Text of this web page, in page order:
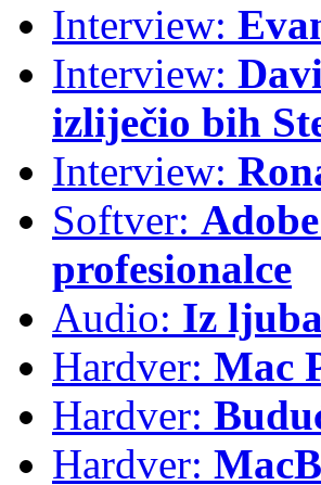
Interview:
Interview:
izliječio bih
Interview:
Softver:
profesionalce
Audio: Iz
Hardver: Mac
Hardver:
Hardver: